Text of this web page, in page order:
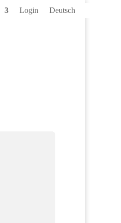
Login Deutsch